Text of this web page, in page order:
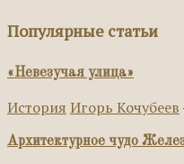
Популярные статьи
«Невезучая улица»
История Игорь Кочубеев
Архитектурное чудо